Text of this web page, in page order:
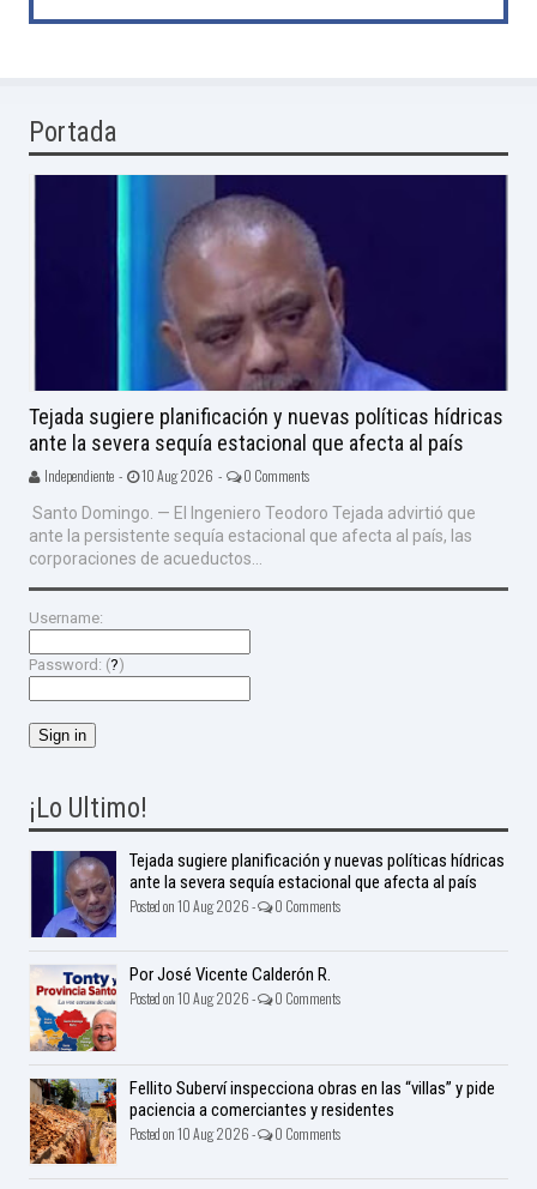
Portada
Tejada sugiere planificación y nuevas políticas hídricas
ante la severa sequía estacional que afecta al país
Independiente - 10 Aug 2026 - 0 Comments
Santo Domingo. — El Ingeniero Teodoro Tejada advirtió que
ante la persistente sequía estacional que afecta al país, las
corporaciones de acueductos...
Username:
Password: (?)
¡Lo Ultimo!
Tejada sugiere planificación y nuevas políticas hídricas
ante la severa sequía estacional que afecta al país
Posted on 10 Aug 2026 - 0 Comments
Por José Vicente Calderón R.
Posted on 10 Aug 2026 - 0 Comments
Fellito Suberví inspecciona obras en las “villas” y pide
paciencia a comerciantes y residentes
Posted on 10 Aug 2026 - 0 Comments